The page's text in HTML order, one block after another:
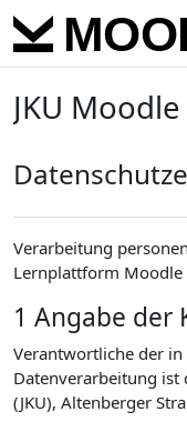
Skip to main content
JKU Moodle
Verarbeitung
Lernplattform Moodle
1 Angabe der
Verantwortliche der in
Datenverarbeitung ist
(JKU), Altenberger